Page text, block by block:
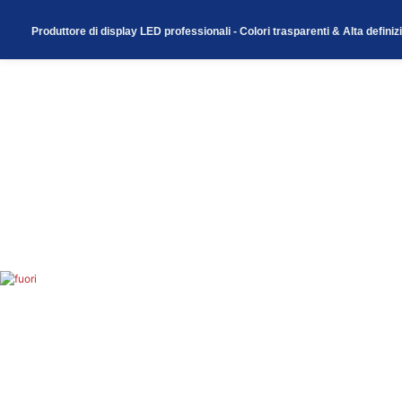
Produttore di display LED professionali - Colori trasparenti & Alta